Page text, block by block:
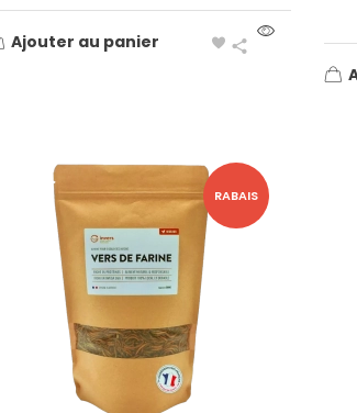
Ajouter au panier
RABAIS